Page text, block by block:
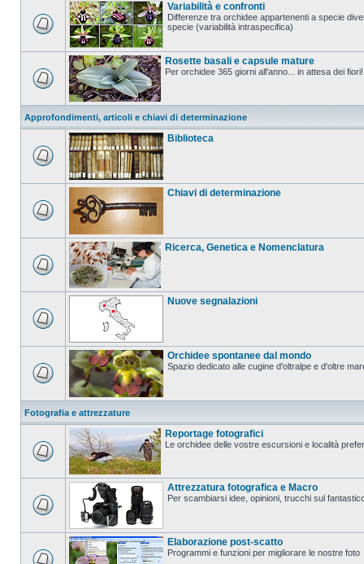
Variabilità e confronti
Differenze tra orchidee appartenenti a specie
specie (variabilità intraspecifica)
Rosette basali e capsule mature
Per orchidee 365 giorni all'anno... in attesa dei fiori!
Approfondimenti, articoli e chiavi di determinazione
Biblioteca
Chiavi di determinazione
Ricerca, Genetica e Nomenclatura
Nuove segnalazioni
Orchidee spontanee dal mondo
Spazio dedicato alle cugine d'oltralpe e d'oltre
Fotografia e attrezzature
Reportage fotografici
Le orchidee delle vostre escursioni e località
Attrezzatura fotografica e Macro
Per scambiarsi idee, opinioni, trucchi sul
Elaborazione post-scatto
Programmi e funzioni per migliorare le nostre foto